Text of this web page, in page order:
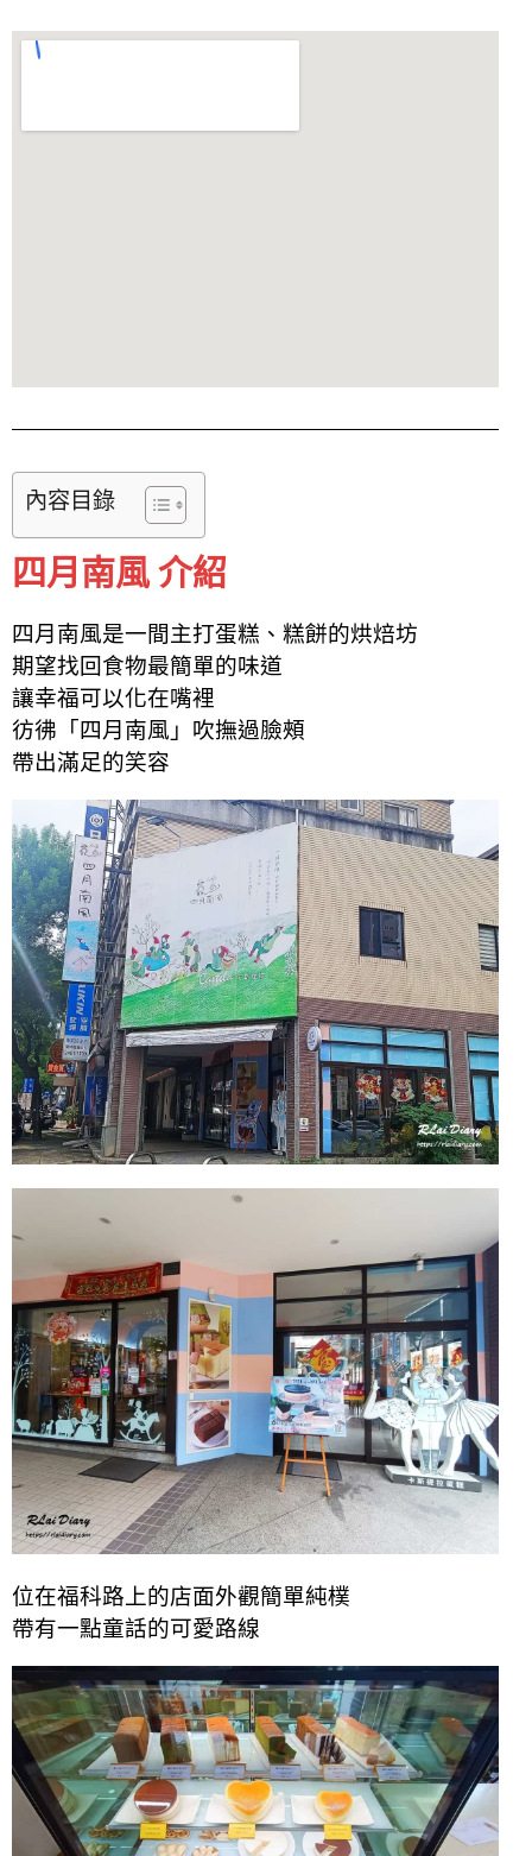
內容目錄
四月南風 介紹
四月南風是一間主打蛋糕、糕餅的烘焙坊
期望找回食物最簡單的味道
讓幸福可以化在嘴裡
彷彿「四月南風」吹撫過臉頰
帶出滿足的笑容
位在福科路上的店面外觀簡單純樸
帶有一點童話的可愛路線